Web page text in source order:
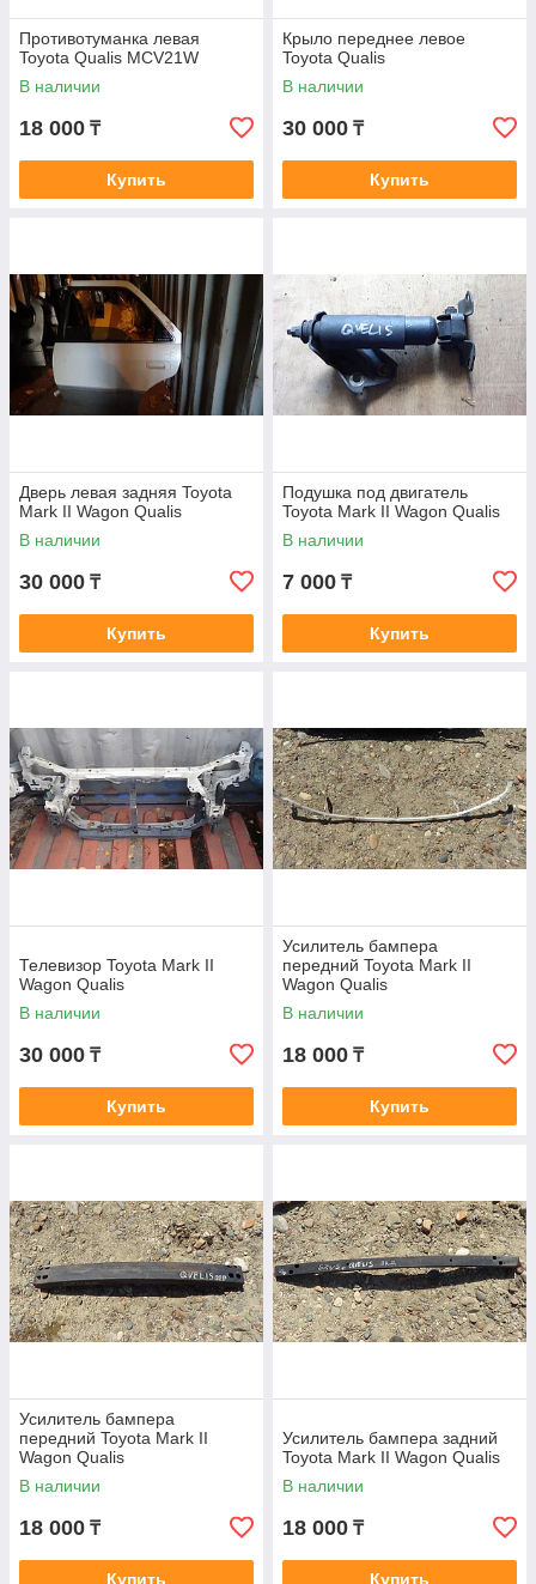
Противотуманка левая
Toyota Qualis MCV21W
В наличии
18 000 ₸
Купить
Крыло переднее левое
Toyota Qualis
В наличии
30 000 ₸
Купить
Дверь левая задняя Toyota
Mark II Wagon Qualis
В наличии
30 000 ₸
Купить
Подушка под двигатель
Toyota Mark II Wagon Qualis
В наличии
7 000 ₸
Купить
Телевизор Toyota Mark II
Wagon Qualis
В наличии
30 000 ₸
Купить
Усилитель бампера
передний Toyota Mark II
Wagon Qualis
В наличии
18 000 ₸
Купить
Усилитель бампера
передний Toyota Mark II
Wagon Qualis
В наличии
18 000 ₸
Купить
Усилитель бампера задний
Toyota Mark II Wagon Qualis
В наличии
18 000 ₸
Купить